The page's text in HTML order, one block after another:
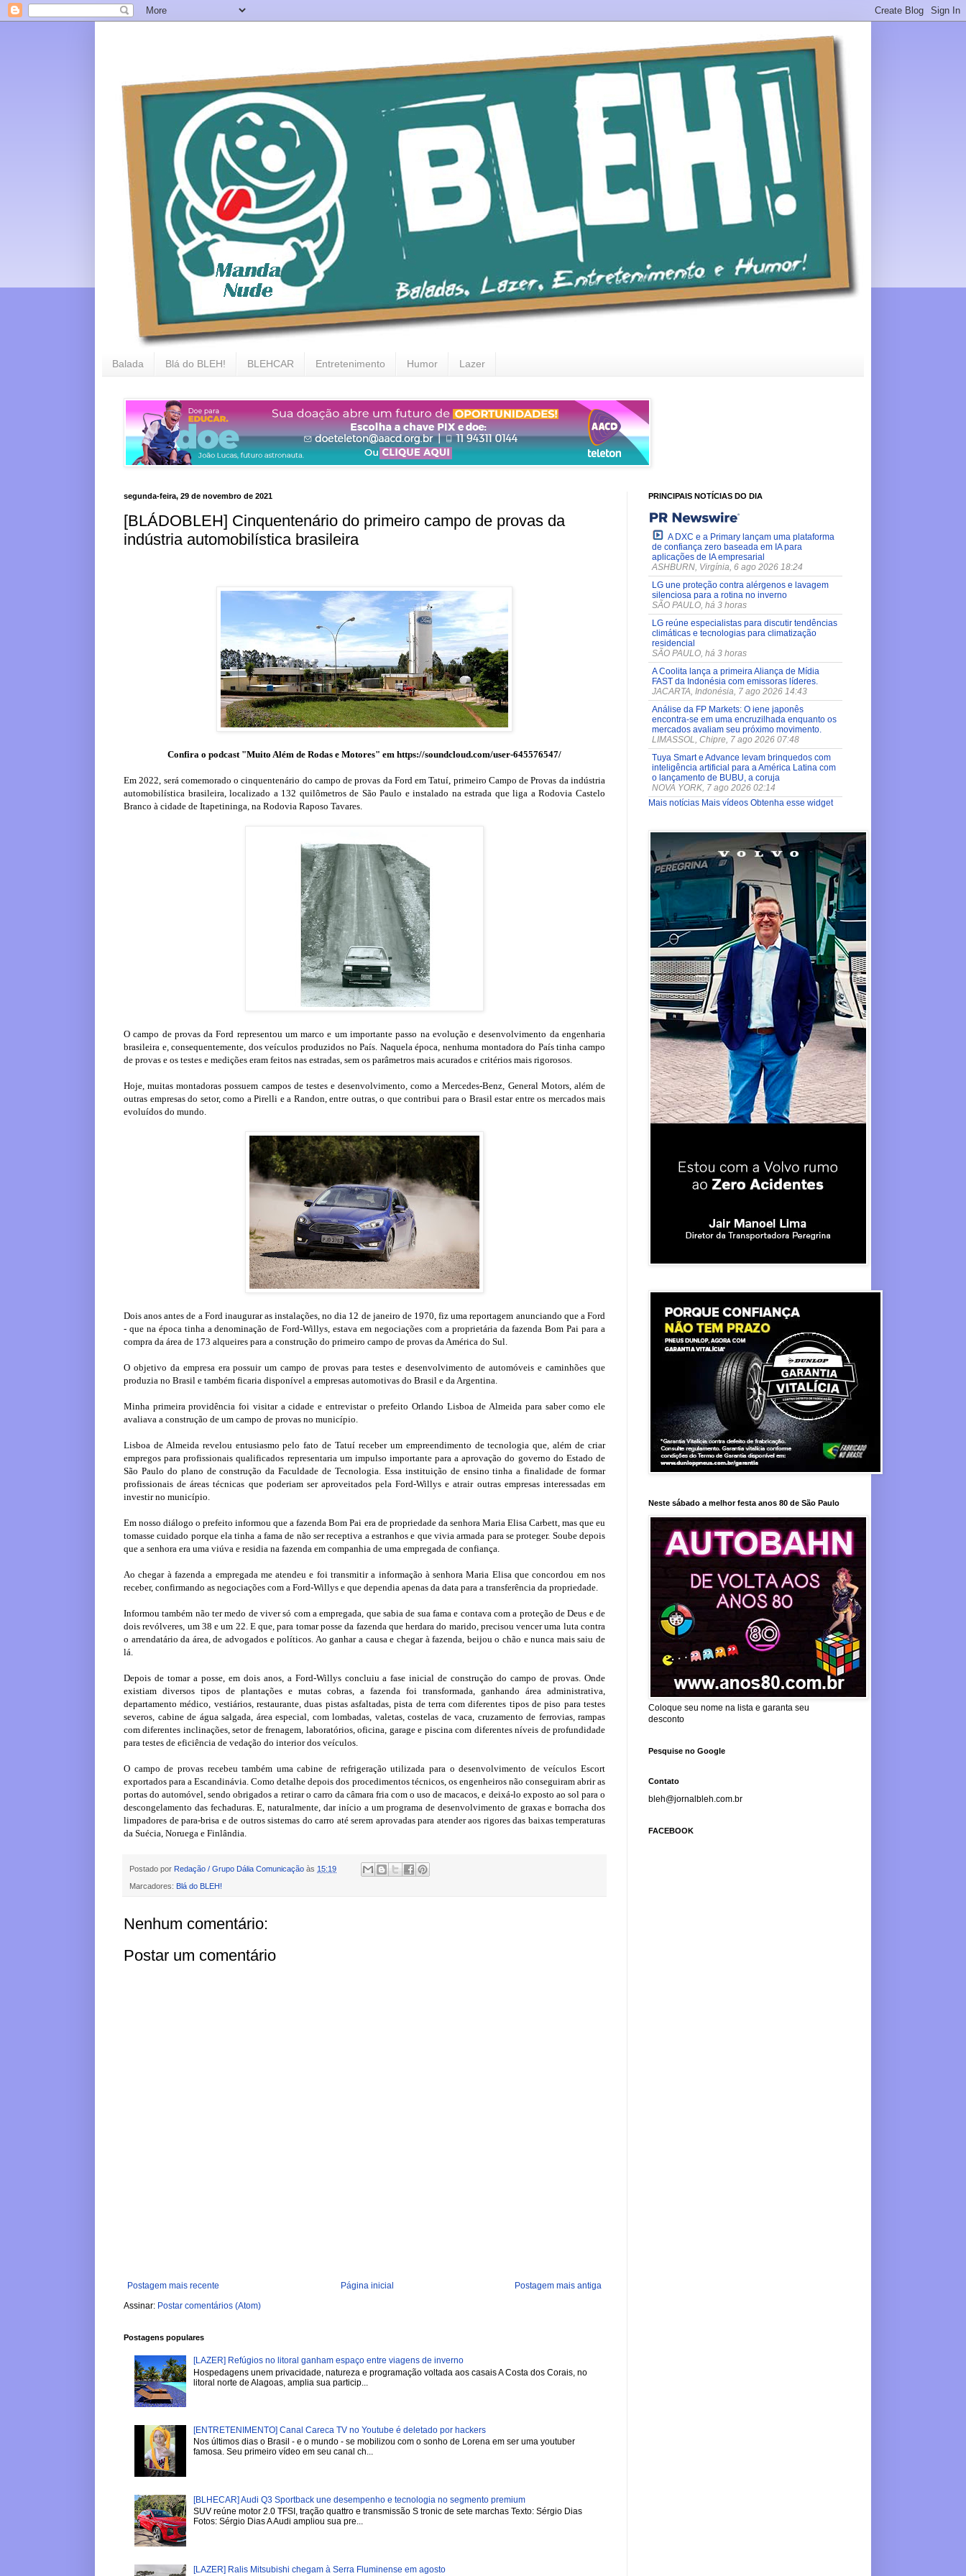
Balada Blá do BLEH! BLEHCAR Entretenimento Humor Lazer
segunda-feira, 29 de novembro de 2021
[BLÁDOBLEH] Cinquentenário do primeiro campo de provas da
indústria automobilística brasileira
Confira o podcast "Muito Além de Rodas e Motores" em https://soundcloud.com/user-645576547/
Em 2022, será comemorado o cinquentenário do campo de provas da Ford em Tatuí, primeiro Campo de Provas da indústria
automobilística brasileira, localizado a 132 quilômetros de São Paulo e instalado na estrada que liga a Rodovia Castelo
Branco à cidade de Itapetininga, na Rodovia Raposo Tavares.
O campo de provas da Ford representou um marco e um importante passo na evolução e desenvolvimento da engenharia
brasileira e, consequentemente, dos veículos produzidos no País. Naquela época, nenhuma montadora do País tinha campo
de provas e os testes e medições eram feitos nas estradas, sem os parâmetros mais acurados e critérios mais rigorosos.
Hoje, muitas montadoras possuem campos de testes e desenvolvimento, como a Mercedes-Benz, General Motors, além de
outras empresas do setor, como a Pirelli e a Randon, entre outras, o que contribui para o Brasil estar entre os mercados mais
evoluídos do mundo.
Dois anos antes de a Ford inaugurar as instalações, no dia 12 de janeiro de 1970, fiz uma reportagem anunciando que a Ford
- que na época tinha a denominação de Ford-Willys, estava em negociações com a proprietária da fazenda Bom Pai para a
compra da área de 173 alqueires para a construção do primeiro campo de provas da América do Sul.
O objetivo da empresa era possuir um campo de provas para testes e desenvolvimento de automóveis e caminhões que
produzia no Brasil e também ficaria disponível a empresas automotivas do Brasil e da Argentina.
Minha primeira providência foi visitar a cidade e entrevistar o prefeito Orlando Lisboa de Almeida para saber como ele
avaliava a construção de um campo de provas no município.
Lisboa de Almeida revelou entusiasmo pelo fato de Tatuí receber um empreendimento de tecnologia que, além de criar
empregos para profissionais qualificados representaria um impulso importante para a aprovação do governo do Estado de
São Paulo do plano de construção da Faculdade de Tecnologia. Essa instituição de ensino tinha a finalidade de formar
profissionais de áreas técnicas que poderiam ser aproveitados pela Ford-Willys e atrair outras empresas interessadas em
investir no município.
Em nosso diálogo o prefeito informou que a fazenda Bom Pai era de propriedade da senhora Maria Elisa Carbett, mas que eu
tomasse cuidado porque ela tinha a fama de não ser receptiva a estranhos e que vivia armada para se proteger. Soube depois
que a senhora era uma viúva e residia na fazenda em companhia de uma empregada de confiança.
Ao chegar à fazenda a empregada me atendeu e foi transmitir a informação à senhora Maria Elisa que concordou em nos
receber, confirmando as negociações com a Ford-Willys e que dependia apenas da data para a transferência da propriedade.
Informou também não ter medo de viver só com a empregada, que sabia de sua fama e contava com a proteção de Deus e de
dois revólveres, um 38 e um 22. E que, para tomar posse da fazenda que herdara do marido, precisou vencer uma luta contra
o arrendatário da área, de advogados e políticos. Ao ganhar a causa e chegar à fazenda, beijou o chão e nunca mais saiu de
lá.
Depois de tomar a posse, em dois anos, a Ford-Willys concluiu a fase inicial de construção do campo de provas. Onde
existiam diversos tipos de plantações e mutas cobras, a fazenda foi transformada, ganhando área administrativa,
departamento médico, vestiários, restaurante, duas pistas asfaltadas, pista de terra com diferentes tipos de piso para testes
severos, cabine de água salgada, área especial, com lombadas, valetas, costelas de vaca, cruzamento de ferrovias, rampas
com diferentes inclinações, setor de frenagem, laboratórios, oficina, garage e piscina com diferentes níveis de profundidade
para testes de eficiência de vedação do interior dos veículos.
O campo de provas recebeu também uma cabine de refrigeração utilizada para o desenvolvimento de veículos Escort
exportados para a Escandinávia. Como detalhe depois dos procedimentos técnicos, os engenheiros não conseguiram abrir as
portas do automóvel, sendo obrigados a retirar o carro da câmara fria com o uso de macacos, e deixá-lo exposto ao sol para o
descongelamento das fechaduras. E, naturalmente, dar início a um programa de desenvolvimento de graxas e borracha dos
limpadores de para-brisa e de outros sistemas do carro até serem aprovadas para atender aos rigores das baixas temperaturas
da Suécia, Noruega e Finlândia.
Postado por Redação / Grupo Dália Comunicação às 15:19
Marcadores: Blá do BLEH!
Nenhum comentário:
Postar um comentário
Postagem mais recente Postagem mais antiga
Página inicial
Assinar: Postar comentários (Atom)
Postagens populares
[LAZER] Refúgios no litoral ganham espaço entre viagens de inverno
Hospedagens unem privacidade, natureza e programação voltada aos casais A Costa dos Corais, no
litoral norte de Alagoas, amplia sua particip...
[ENTRETENIMENTO] Canal Careca TV no Youtube é deletado por hackers
Nos últimos dias o Brasil - e o mundo - se mobilizou com o sonho de Lorena em ser uma youtuber
famosa. Seu primeiro vídeo em seu canal ch...
[BLHECAR] Audi Q3 Sportback une desempenho e tecnologia no segmento premium
SUV reúne motor 2.0 TFSI, tração quattro e transmissão S tronic de sete marchas Texto: Sérgio Dias
Fotos: Sérgio Dias A Audi ampliou sua pre...
[LAZER] Ralis Mitsubishi chegam à Serra Fluminense em agosto
PRINCIPAIS NOTÍCIAS DO DIA
A DXC e a Primary lançam uma plataforma
de confiança zero baseada em IA para
aplicações de IA empresarial
ASHBURN, Virgínia, 6 ago 2026 18:24
LG une proteção contra alérgenos e lavagem
silenciosa para a rotina no inverno
SÃO PAULO, há 3 horas
LG reúne especialistas para discutir tendências
climáticas e tecnologias para climatização
residencial
SÃO PAULO, há 3 horas
A Coolita lança a primeira Aliança de Mídia
FAST da Indonésia com emissoras líderes.
JACARTA, Indonésia, 7 ago 2026 14:43
Análise da FP Markets: O iene japonês
encontra-se em uma encruzilhada enquanto os
mercados avaliam seu próximo movimento.
LIMASSOL, Chipre, 7 ago 2026 07:48
Tuya Smart e Advance levam brinquedos com
inteligência artificial para a América Latina com
o lançamento de BUBU, a coruja
NOVA YORK, 7 ago 2026 02:14
Mais notícias Mais vídeos Obtenha esse widget
Neste sábado a melhor festa anos 80 de São Paulo
Coloque seu nome na lista e garanta seu
desconto
Pesquise no Google
Contato
bleh@jornalbleh.com.br
FACEBOOK